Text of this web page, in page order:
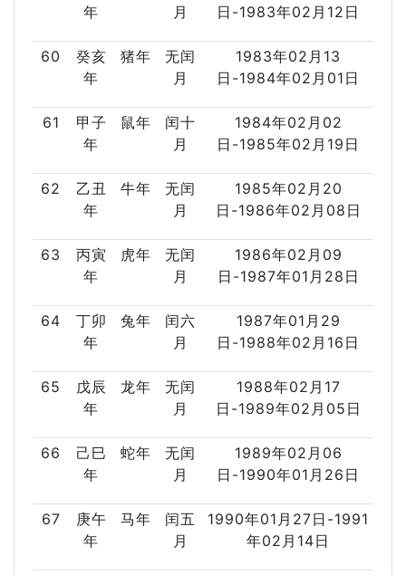
年
月
日-1983年02月12日
60
癸亥
年
猪年
无闰
月
1983年02月13
日-1984年02月01日
61
甲子
年
鼠年
闰十
月
1984年02月02
日-1985年02月19日
62
乙丑
年
牛年
无闰
月
1985年02月20
日-1986年02月08日
63
丙寅
年
虎年
无闰
月
1986年02月09
日-1987年01月28日
64
丁卯
年
兔年
闰六
月
1987年01月29
日-1988年02月16日
65
戊辰
年
龙年
无闰
月
1988年02月17
日-1989年02月05日
66
己巳
年
蛇年
无闰
月
1989年02月06
日-1990年01月26日
67
庚午
年
马年
闰五
月
1990年01月27日-1991
年02月14日